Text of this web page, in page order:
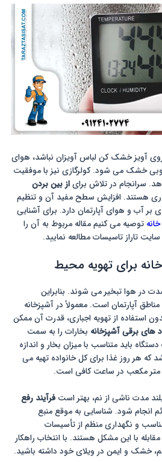
آویز خشک کن لباس آویزان نباشد، هوای
خشک می شود. کولرگازی نیز با موفقیت
سرانجام در تلاش برایاز بین بردن
هستند. افزایش سطح مفید آن و تنظیم
بر آب و هوای آپارتمان دارد. برای آشنایی
توصیه می کنیم مقاله مربوط به آن را
تاراز تاسیسات مطالعه نمایید.
برای تهویه محیط
در هوا تبخیر می شوند. بنابراین
آپارتمان است. معمولاً در آشپزخانه
استفاده از تهویه اجباری، قدرت آن ممکن
های برقی آشپزخانه بخارات را به سمت
باید متناسب با میزان بخار و اندازه
که هر روز غذا برای کل خانواده تهیه می
مدت ناشی از نم، بهتر استفرآیند رفع
انجام شود. شناسایی به موقع منبع
و نگهداری منظم از تأسیسات
با این مشکل هستند. با انتخاب راهکار
خشک و ایمن در ویلای خود داشته باشید.